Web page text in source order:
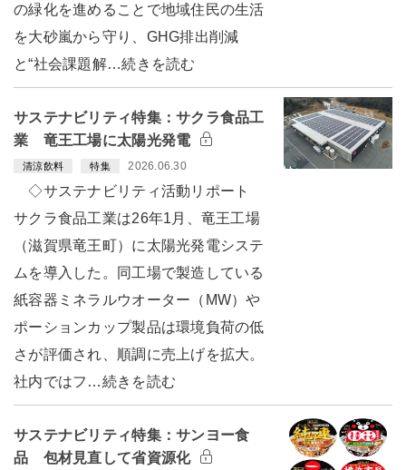
の緑化を進めることで地域住民の生活
を大砂嵐から守り、GHG排出削減
と“社会課題解…続きを読む
サステナビリティ特集：サクラ食品工
業 竜王工場に太陽光発電
清涼飲料 特集 2026.06.30
◇サステナビリティ活動リポート
サクラ食品工業は26年1月、竜王工場
（滋賀県竜王町）に太陽光発電システ
ムを導入した。同工場で製造している
紙容器ミネラルウオーター（MW）や
ポーションカップ製品は環境負荷の低
さが評価され、順調に売上げを拡大。
社内ではフ…続きを読む
サステナビリティ特集：サンヨー食
品 包材見直して省資源化